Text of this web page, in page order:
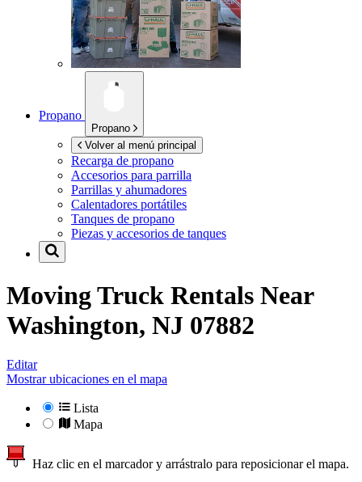
Propano
Propano
Volver al menú principal
Recarga de propano
Accesorios para parrilla
Parrillas y ahumadores
Calentadores portátiles
Tanques de propano
Piezas y accesorios de tanques
Moving Truck Rentals Near
Washington, NJ 07882
Editar
Mostrar ubicaciones en el mapa
Lista
Mapa
Haz clic en el marcador y arrástralo para reposicionar el mapa.